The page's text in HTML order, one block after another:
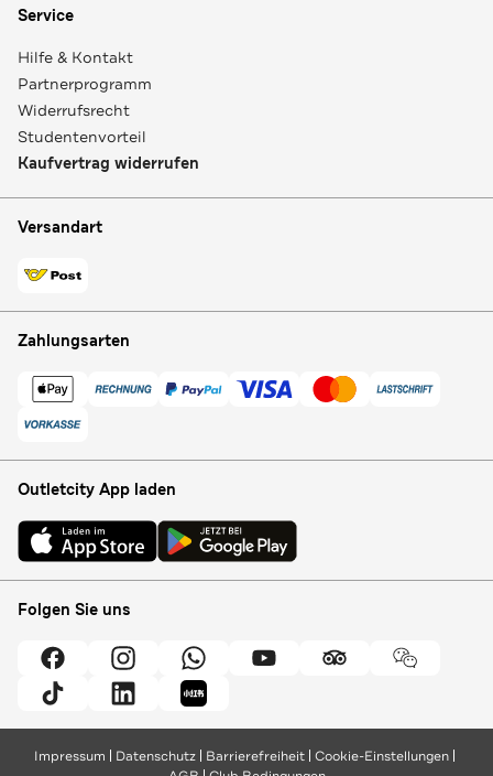
Service
Hilfe & Kontakt
Partnerprogramm
Widerrufsrecht
Studentenvorteil
Kaufvertrag widerrufen
Versandart
Zahlungsarten
Outletcity App laden
Folgen Sie uns
Impressum Datenschutz Barrierefreiheit Cookie-Einstellungen